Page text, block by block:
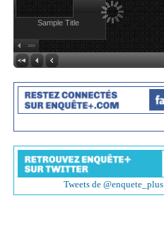
Sample Title
Tweets de @enquete_plus